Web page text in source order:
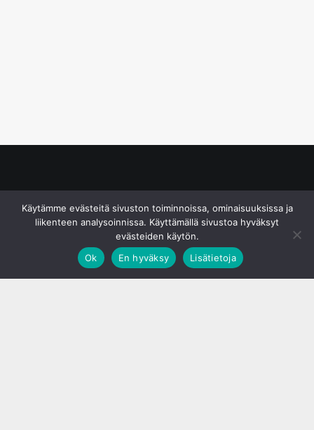
Käytämme evästeitä sivuston toiminnoissa, ominaisuuksissa ja
liikenteen analysoinnissa. Käyttämällä sivustoa hyväksyt
evästeiden käytön.
Ok
En hyväksy Lisätietoja